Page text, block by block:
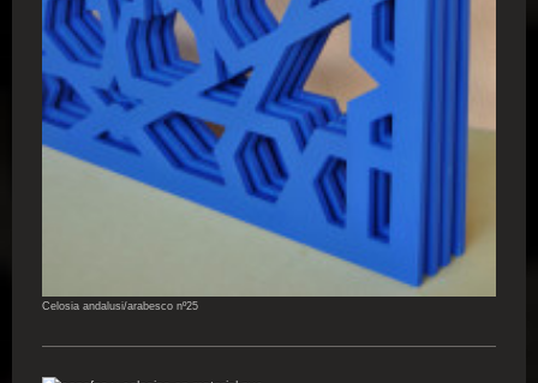
Celosia andalusi/arabesco nº25